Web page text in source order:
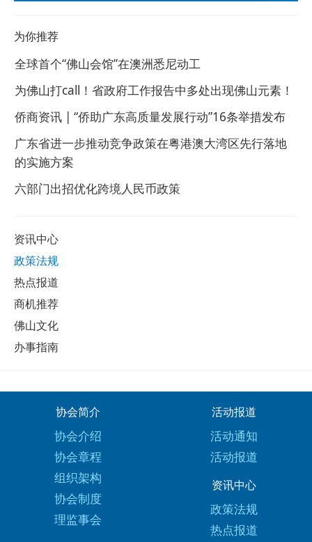
为你推荐
全球首个“佛山会馆”在澳洲悉尼动工
为佛山打call！省政府工作报告中多处出现佛山元素！
侨商资讯 | “侨助广东高质量发展行动”16条举措发布
广东省进一步推动竞争政策在粤港澳大湾区先行落地
的实施方案
六部门出招优化跨境人民币政策
资讯中心
政策法规
热点报道
商机推荐
佛山文化
办事指南
协会简介
协会介绍
协会章程
组织架构
协会制度
理监事会
活动报道
活动通知
活动报道
资讯中心
政策法规
热点报道